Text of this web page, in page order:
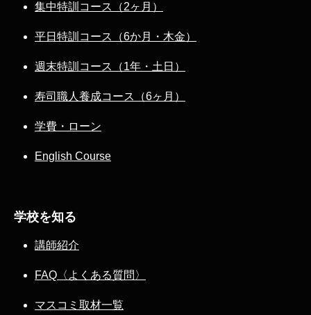
集中特訓コース（2ヶ月）
平日特訓コース（6か月・木金）
週末特訓コース（1年・土日）
寿司職人養成コース（6ヶ月）
学費・ローン
English Course
学校を知る
講師紹介
FAQ〈よくある質問〉
マスコミ取材一覧